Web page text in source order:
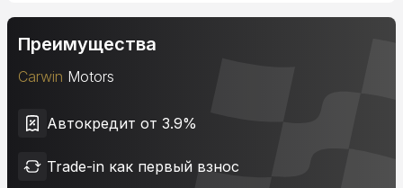
Преимущества
Carwin Motors
Автокредит от 3.9%
Trade-in как первый взнос